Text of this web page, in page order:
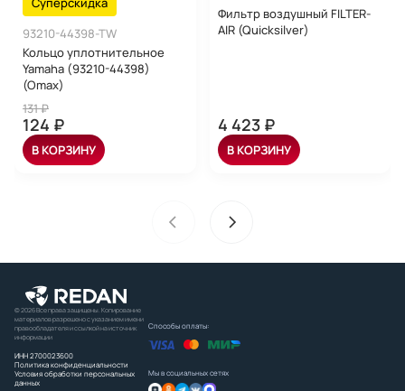
93210-44398-TW
Кольцо уплотнительное
Yamaha (93210-44398)
(Omax)
131 ₽
124 ₽
В КОРЗИНУ
Фильтр воздушный FILTER-
AIR (Quicksilver)
4 423 ₽
В КОРЗИНУ
© 2026 Все права защищены. Копирование
материалов разрешено с указанием имени
правообладателя и ссылкой на источник
информации
ИНН 2700023600
Политика конфиденциальности
Условия обработки персональных
данных
Способы оплаты:
Мы в социальных сетях